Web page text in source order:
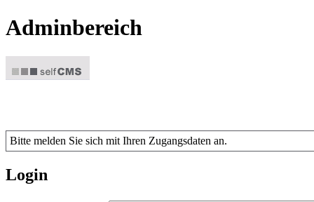
Adminbereich
Bitte melden Sie sich mit Ihren Zugangsdaten an.
Login